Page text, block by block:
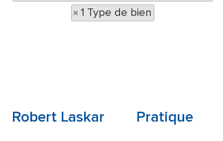
1 Type de bien
Robert Laskar Pratique